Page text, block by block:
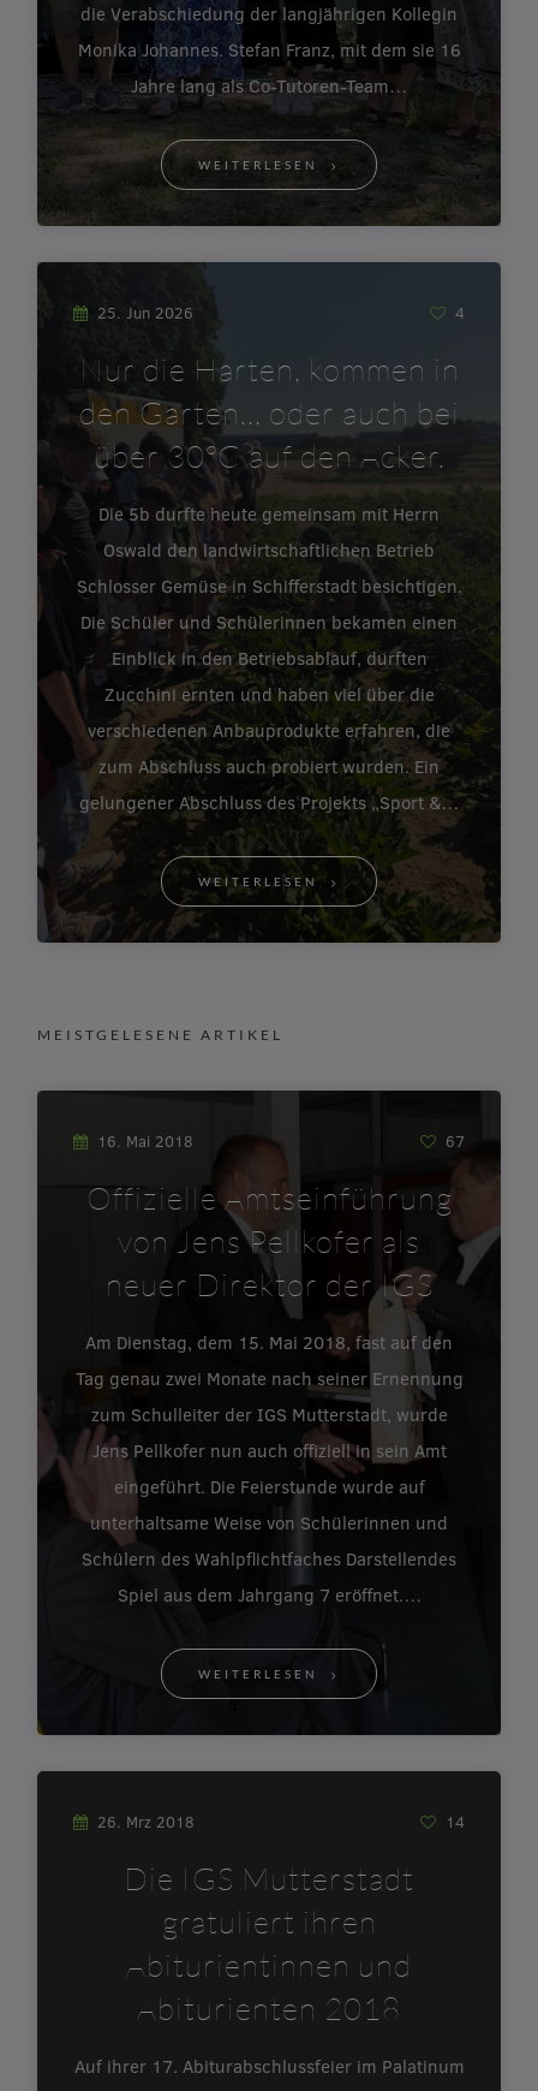
die Verabschiedung der langjährigen Kollegin
Monika Johannes. Stefan Franz, mit dem sie 16
Jahre lang als Co-Tutoren-Team…
WEITERLESEN
25. Jun 2026 4
Nur die Harten, kommen in
den Garten… oder auch bei
über 30°C auf den Acker.
Die 5b durfte heute gemeinsam mit Herrn
Oswald den landwirtschaftlichen Betrieb
Schlosser Gemüse in Schifferstadt besichtigen.
Die Schüler und Schülerinnen bekamen einen
Einblick in den Betriebsablauf, durften
Zucchini ernten und haben viel über die
verschiedenen Anbauprodukte erfahren, die
zum Abschluss auch probiert wurden. Ein
gelungener Abschluss des Projekts „Sport &…
WEITERLESEN
MEISTGELESENE ARTIKEL
16. Mai 2018 67
Offizielle Amtseinführung
von Jens Pellkofer als
neuer Direktor der IGS
Am Dienstag, dem 15. Mai 2018, fast auf den
Tag genau zwei Monate nach seiner Ernennung
zum Schulleiter der IGS Mutterstadt, wurde
Jens Pellkofer nun auch offiziell in sein Amt
eingeführt. Die Feierstunde wurde auf
unterhaltsame Weise von Schülerinnen und
Schülern des Wahlpflichtfaches Darstellendes
Spiel aus dem Jahrgang 7 eröffnet.…
WEITERLESEN
26. Mrz 2018 14
Die IGS Mutterstadt
gratuliert ihren
Abiturientinnen und
Abiturienten 2018
Auf ihrer 17. Abiturabschlussfeier im Palatinum